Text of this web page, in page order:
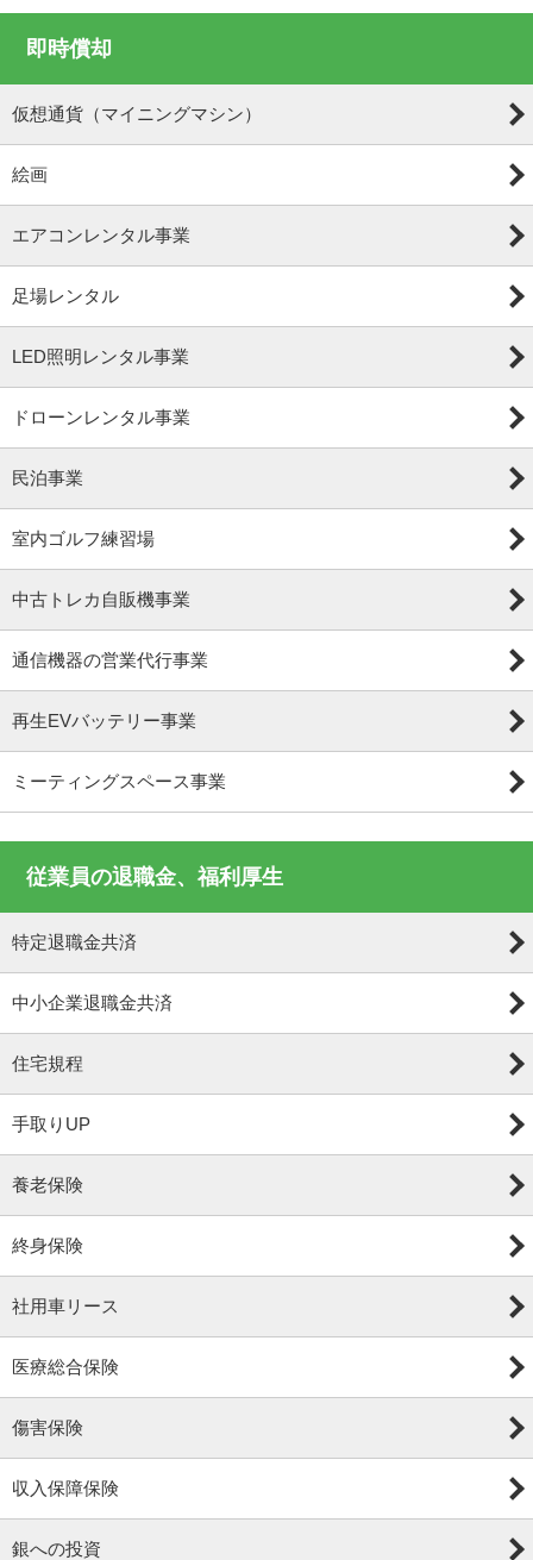
即時償却
仮想通貨（マイニングマシン）
絵画
エアコンレンタル事業
足場レンタル
LED照明レンタル事業
ドローンレンタル事業
民泊事業
室内ゴルフ練習場
中古トレカ自販機事業
通信機器の営業代行事業
再生EVバッテリー事業
ミーティングスペース事業
従業員の退職金、福利厚生
特定退職金共済
中小企業退職金共済
住宅規程
手取りUP
養老保険
終身保険
社用車リース
医療総合保険
傷害保険
収入保障保険
銀への投資